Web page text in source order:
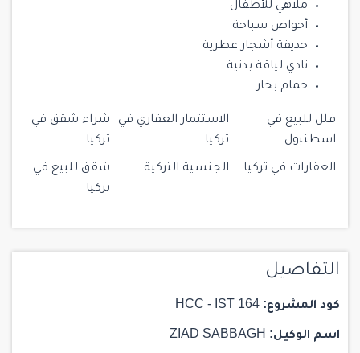
ملاهي للأطفال
أحواض سباحة
حديقة أشجار عطرية
نادي لياقة بدنية
حمام بخار
فلل للبيع في
اسطنبول
الاستثمار العقاري في
تركيا
شراء شقق في
تركيا
العقارات في تركيا الجنسية التركية
شقق للبيع في
تركيا
التفاصيل
كود المشروع:
اسم الوكيل: